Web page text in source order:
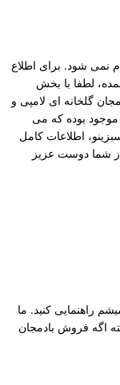
نمی شود. برای اطلاع
لطفا با بخش
گلخانه ای لامپی و
موجود بوده که می
اطلاعات کامل
شما دوست عزیز
راهنمایی کنید. ما
اگه فروش بادمجان